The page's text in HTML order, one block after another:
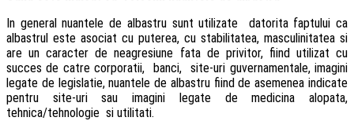
In general nuantele de albastru sunt utilizate datorita faptului ca
albastrul este asociat cu puterea, cu stabilitatea, masculinitatea si
are un caracter de neagresiune fata de privitor, fiind utilizat cu
succes de catre corporatii, banci, site-uri guvernamentale, imagini
legate de legislatie, nuantele de albastru fiind de asemenea indicate
pentru site-uri sau imagini legate de medicina alopata,
tehnica/tehnologie si utilitati.